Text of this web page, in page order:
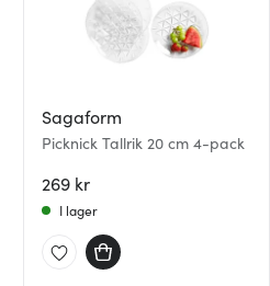
Sagaform
Picknick Tallrik 20 cm 4-pack
269 kr
I lager